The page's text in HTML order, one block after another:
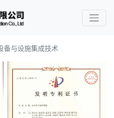
备与设施集成技术